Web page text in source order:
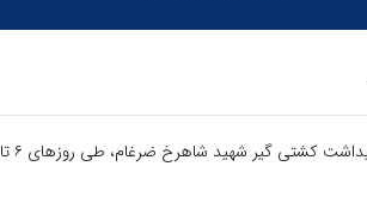
– دور برگشت لیگ دسته یک کشتی آزاد و فرنگی باشگاه های کشور گرامیداشت کشتی گیر شهید شاهرخ ضرغام، طی روزهای ۶ تا